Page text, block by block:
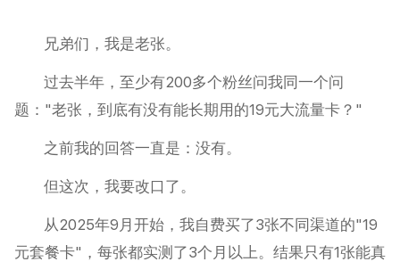
兄弟们，我是老张。
过去半年，至少有200多个粉丝问我同一个问
题："老张，到底有没有能长期用的19元大流量卡？"
之前我的回答一直是：没有。
但这次，我要改口了。
从2025年9月开始，我自费买了3张不同渠道的"19
元套餐卡"，每张都实测了3个月以上。结果只有1张能真